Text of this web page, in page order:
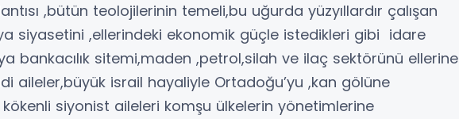
,bütün teolojilerinin temeli,bu uğurda yüzyıllardır çalışan
siyasetini ,ellerindeki ekonomik güçle istedikleri gibi idare
bankacılık sitemi,maden ,petrol,silah ve ilaç sektörünü ellerine
aileler,büyük israil hayaliyle Ortadoğu’yu ,kan gölüne
siyonist aileleri komşu ülkelerin yönetimlerine